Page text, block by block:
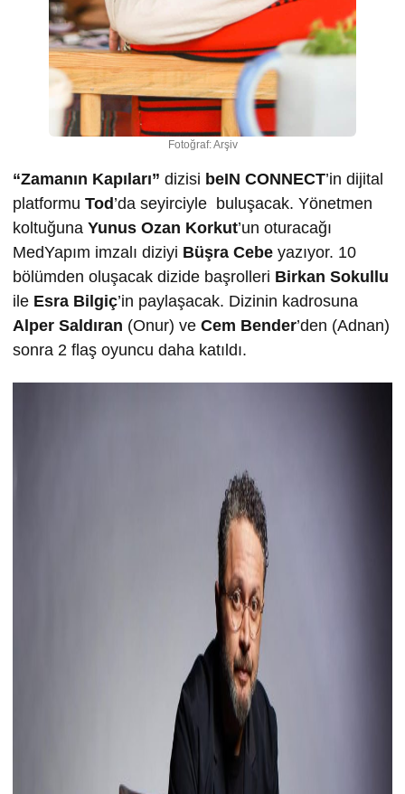
Fotoğraf: Arşiv
“Zamanın Kapıları” dizisi beIN CONNECT’in dijital
platformu Tod’da seyirciyle buluşacak. Yönetmen
koltuğuna Yunus Ozan Korkut’un oturacağı
MedYapım imzalı diziyi Büşra Cebe yazıyor. 10
bölümden oluşacak dizide başrolleri Birkan Sokullu
ile Esra Bilgiç’in paylaşacak. Dizinin kadrosuna
Alper Saldıran (Onur) ve Cem Bender’den (Adnan)
sonra 2 flaş oyuncu daha katıldı.